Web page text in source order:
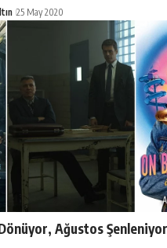
25 May 2020
Ağustos Şenleniyor